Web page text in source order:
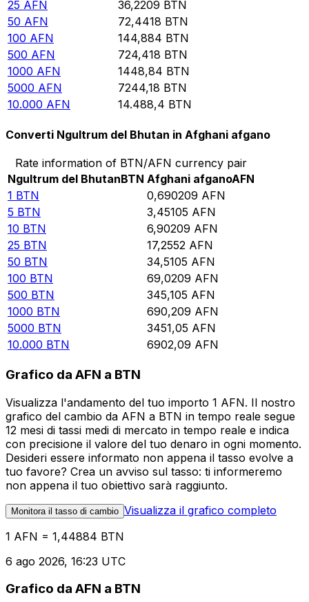
25 AFN 36,2209 BTN
50 AFN 72,4418 BTN
100 AFN 144,884 BTN
500 AFN 724,418 BTN
1000 AFN 1448,84 BTN
5000 AFN 7244,18 BTN
10.000 AFN 14.488,4 BTN
Converti Ngultrum del Bhutan in Afghani afgano
Rate information of BTN/AFN currency pair
Ngultrum del BhutanBTN Afghani afganoAFN
1 BTN 0,690209 AFN
5 BTN 3,45105 AFN
10 BTN 6,90209 AFN
25 BTN 17,2552 AFN
50 BTN 34,5105 AFN
100 BTN 69,0209 AFN
500 BTN 345,105 AFN
1000 BTN 690,209 AFN
5000 BTN 3451,05 AFN
10.000 BTN 6902,09 AFN
Grafico da AFN a BTN
Visualizza l'andamento del tuo importo 1 AFN. Il nostro
grafico del cambio da AFN a BTN in tempo reale segue
12 mesi di tassi medi di mercato in tempo reale e indica
con precisione il valore del tuo denaro in ogni momento.
Desideri essere informato non appena il tasso evolve a
tuo favore? Crea un avviso sul tasso: ti informeremo
non appena il tuo obiettivo sarà raggiunto.
Monitora il tasso di cambio Visualizza il grafico completo
1 AFN = 1,44884 BTN
6 ago 2026, 16:23 UTC
Grafico da AFN a BTN